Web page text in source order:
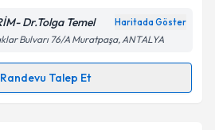
Dr.Tolga Temel Haritada Göster
Bulvarı 76/A Muratpaşa, ANTALYA
Randevu Talep Et
Talebi